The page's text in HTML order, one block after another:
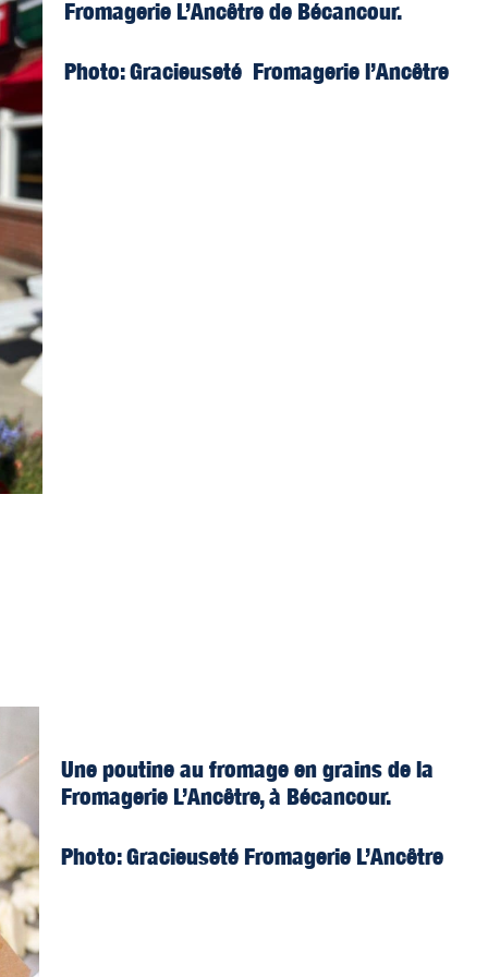
Fromagerie L’Ancêtre de Bécancour.
Photo: Gracieuseté Fromagerie l’Ancêtre
Une poutine au fromage en grains de la
Fromagerie L’Ancêtre, à Bécancour.
Photo: Gracieuseté Fromagerie L’Ancêtre